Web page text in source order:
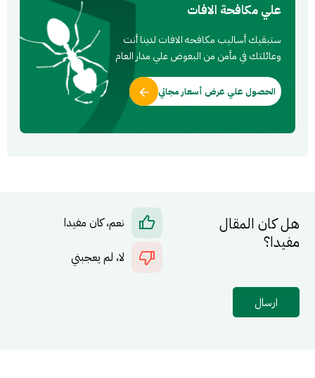
علي مكافحة الافات
ستبقيك أساليب مكافحه الافات لدينا أنت
وعائلتك في مأمن من البعوض علي مدار العام
الحصول علي عرض أسعار مجاني
هل كان المقال
مفيدا؟
نعم، كان مفيدا
لا، لم يعجبني
ارسال